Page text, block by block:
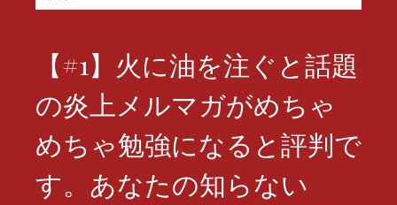
索:
【#1】火に油を注ぐと話題
の炎上メルマガがめちゃ
めちゃ勉強になると評判で
す。あなたの知らない